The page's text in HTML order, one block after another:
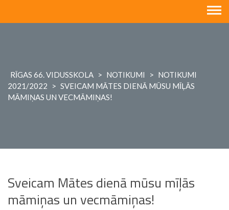
RĪGAS 66. VIDUSSKOLA > NOTIKUMI > NOTIKUMI
2021/2022
> SVEICAM MĀTES DIENĀ MŪSU MĪĻĀS
MĀMIŅAS UN VECMĀMIŅAS!
Sveicam Mātes dienā mūsu mīļās
māmiņas un vecmāmiņas!